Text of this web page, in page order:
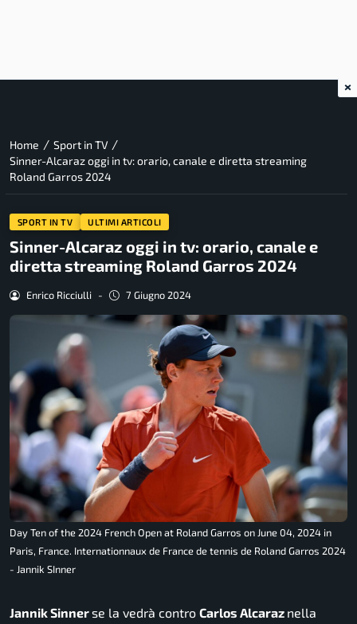
Home / Sport in TV /
Sinner-Alcaraz oggi in tv: orario, canale e diretta streaming
Roland Garros 2024
SPORT IN TV ULTIMI ARTICOLI
Sinner-Alcaraz oggi in tv: orario, canale e
diretta streaming Roland Garros 2024
Enrico Ricciulli - 7 Giugno 2024
Day Ten of the 2024 French Open at Roland Garros on June 04, 2024 in
Paris, France. Internationnaux de France de tennis de Roland Garros 2024
- Jannik SInner
Jannik Sinnerse la vedrà contro Carlos Alcaraz nella
×